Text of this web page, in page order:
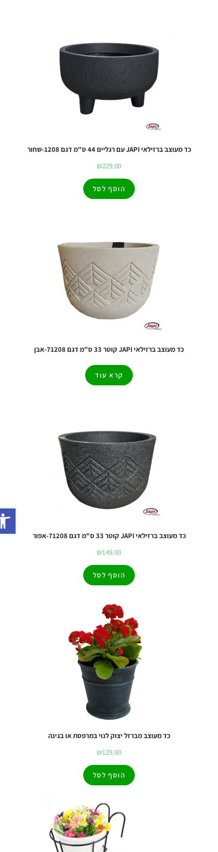
כד מעוצב ברזילאי JAPI עם רגליים 44 ס"מ דגם 1208-שחור
₪229.00
הוסף לסל
כד מעוצב ברזילאי JAPI קוטר 33 ס"מ דגם 71208-אבן
קרא עוד
כד מעוצב ברזילאי JAPI קוטר 33 ס"מ דגם 71208-אפור
₪149.00
הוסף לסל
כד מעוצב מברזל יצוק לנוי במרפסת או בגינה
₪129.00
הוסף לסל